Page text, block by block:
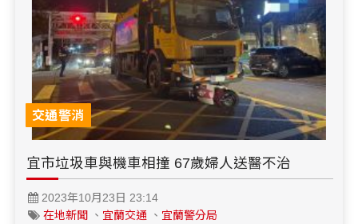
交通警消
宜市垃圾車與機車相撞 67歲婦人送醫不治
2023年10月23日 23:14
在地新聞
、 宜蘭交通 、 宜蘭警分局